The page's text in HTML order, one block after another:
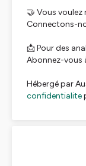
🤝 Vous voulez
Connectons-
📩 Pour des
Abonnez-vous
Hébergé par
confidentialite